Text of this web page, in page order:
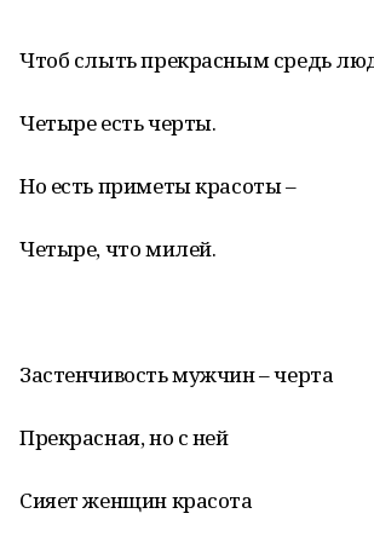
Чтоб слыть прекрасным средь
Четыре есть черты.
Но есть приметы красоты –
Четыре, что милей.
Застенчивость мужчин – черта
Прекрасная, но с ней
Сияет женщин красота